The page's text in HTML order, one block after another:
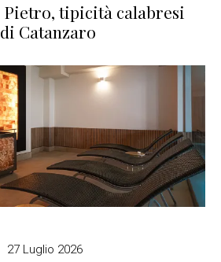
Pietro, tipicità calabresi
Catanzaro
27 Luglio 2026